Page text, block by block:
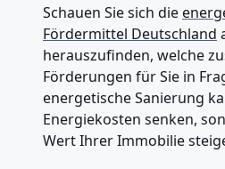
Schauen Sie sich die
Fördermittel Deutschland
herauszufinden, welche
Förderungen für Sie in
energetische Sanierung
Energiekosten senken,
Wert Ihrer Immobilie